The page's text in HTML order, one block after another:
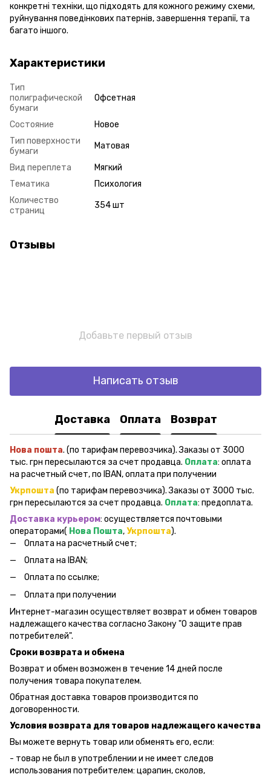
конкретні техніки, що підходять для кожного режиму схеми,
руйнування поведінкових патернів, завершення терапії, та
багато іншого.
Характеристики
Тип
полиграфической
бумаги
Офсетная
Состояние
Новое
Тип поверхности
бумаги
Матовая
Вид переплета
Мягкий
Тематика
Психология
Количество
страниц
354 шт
Отзывы
Добавьте первый отзыв
Написать отзыв
Доставка Оплата Возврат
Нова пошта. (по тарифам перевозчика). Заказы от 3000
тыс. грн пересылаются за счет продавца. Оплата: оплата
на расчетный счет, по IBAN, оплата при получении
Укрпошта (по тарифам перевозчика). Заказы от 3000 тыс.
грн пересылаются за счет продавца. Оплата: предоплата.
Доставка курьером: осуществляется почтовыми
операторами( Нова Пошта,Укрпошта).
Оплата на расчетный счет;
Оплата на IBAN;
Оплата по ссылке;
Оплата при получении
Интернет-магазин осуществляет возврат и обмен товаров
надлежащего качества согласно Закону "О защите прав
потребителей".
Сроки возврата и обмена
Возврат и обмен возможен в течение 14 дней после
получения товара покупателем.
Обратная доставка товаров производится по
договоренности.
Условия возврата для товаров надлежащего качества
Вы можете вернуть товар или обменять его, если:
- товар не был в употреблении и не имеет следов
использования потребителем: царапин, сколов,